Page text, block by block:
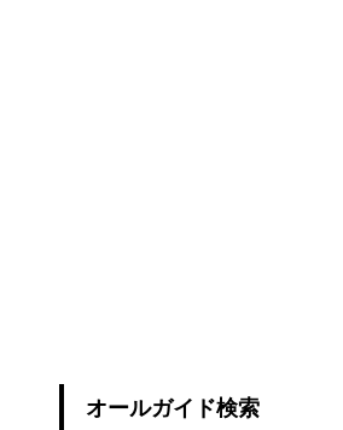
オールガイド検索